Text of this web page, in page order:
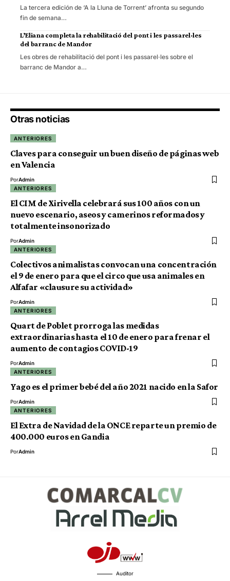
La tercera edición de ‘A la Lluna de Torrent’ afronta su segundo
fin de semana…
L’Eliana completa la rehabilitació del pont i les passarel·les
del barranc de Mandor
Les obres de rehabilitació del pont i les passarel·les sobre el
barranc de Mandor a…
Otras noticias
ANTERIORES
Claves para conseguir un buen diseño de páginas web
en Valencia
PorAdmin
ANTERIORES
El CIM de Xirivella celebrará sus 100 años con un
nuevo escenario, aseos y camerinos reformados y
totalmente insonorizado
PorAdmin
ANTERIORES
Colectivos animalistas convocan una concentración
el 9 de enero para que el circo que usa animales en
Alfafar «clausure su actividad»
PorAdmin
ANTERIORES
Quart de Poblet prorroga las medidas
extraordinarias hasta el 10 de enero para frenar el
aumento de contagios COVID-19
PorAdmin
ANTERIORES
Yago es el primer bebé del año 2021 nacido en la Safor
PorAdmin
ANTERIORES
El Extra de Navidad de la ONCE reparte un premio de
400.000 euros en Gandia
PorAdmin
Auditor